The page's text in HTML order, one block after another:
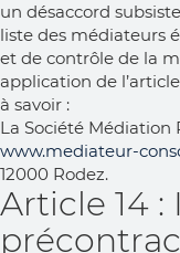
un désaccord
liste des médiateurs
et de contrôle de la
application de
à savoir :
La Société Médiation
www.mediateur-
12000 Rodez.
Article 14